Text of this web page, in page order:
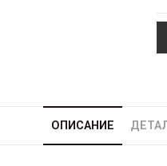
ОПИСАНИЕ